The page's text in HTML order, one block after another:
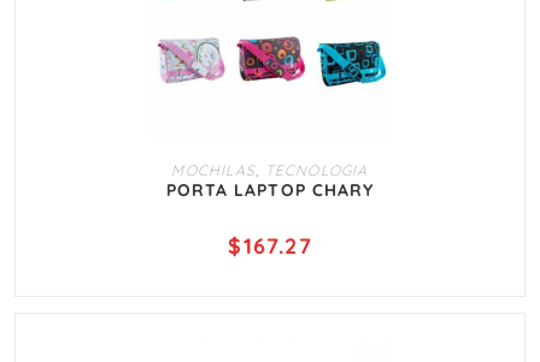
AÑADIR AL CARRITO
MOCHILAS, TECNOLOGIA
PORTA LAPTOP CHARY
$167.27